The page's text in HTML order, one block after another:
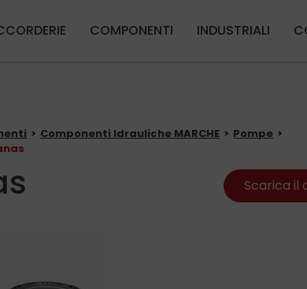
COMPONENTI INDUSTRIALI
Componenti Idrauliche MARCHE
Pompe
Scarica il